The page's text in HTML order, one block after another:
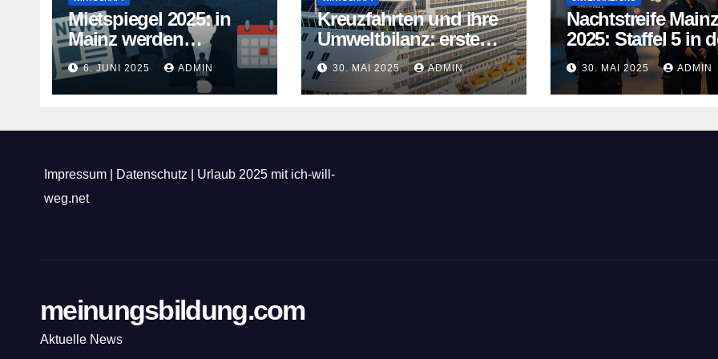
Mietspiegel 2025: in
Mainz werden
Mietwohnungen noch
teurer
6. JUNI 2025 ADMIN
Kreuzfahrten und ihre
Umweltbilanz: erste
Kreuzfahrtschiffe
gehen neue Wege
30. MAI 2025 ADMIN
Nachtstreife Mainz
2025: Staffel 5 in
ARD Mediathek
30. MAI 2025 ADMIN
Impressum Datenschutz
Urlaub 2025 mit ich-will-
weg.net
meinungsbildung.com
Aktuelle News